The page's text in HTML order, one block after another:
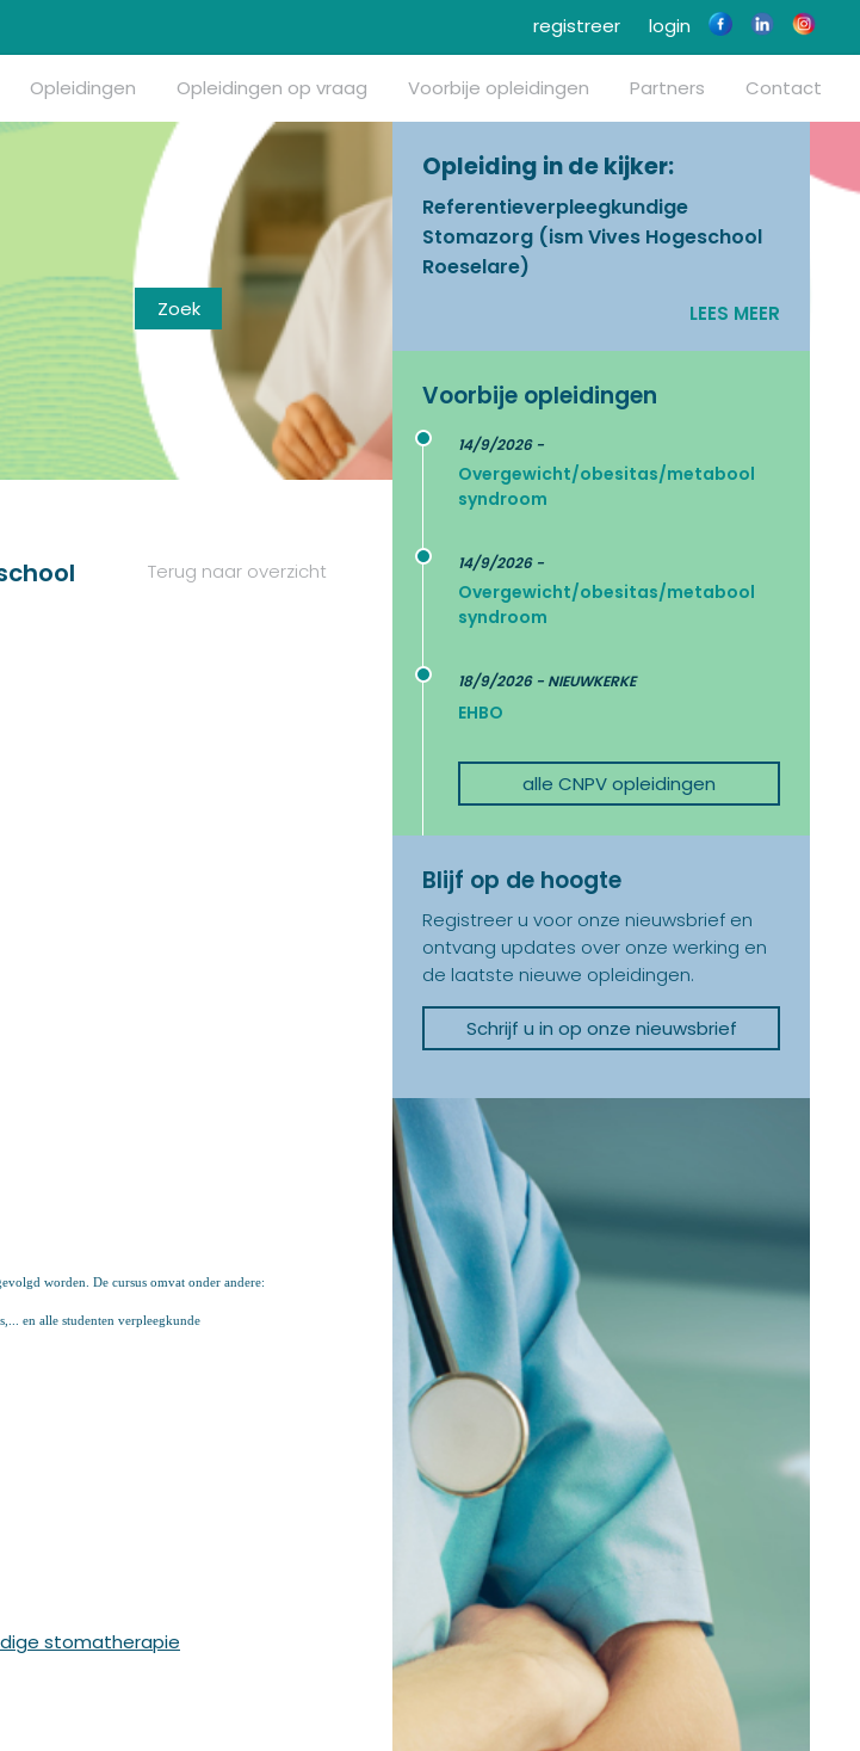
login
registreer
Opleidingen Opleidingen op vraag Voorbije opleidingen Partners Contact
Opleiding in de kijker:
Referentieverpleegkundige
Stomazorg (ism Vives Hogeschool
Roeselare)
LEES MEER
Voorbije opleidingen
14/9/2026 -
Overgewicht/obesitas/metabool
syndroom
14/9/2026 -
Overgewicht/obesitas/metabool
syndroom
18/9/2026 - NIEUWKERKE
EHBO
alle CNPV opleidingen
Blijf op de hoogte
Registreer u voor onze nieuwsbrief en
ontvang updates over onze werking en
de laatste nieuwe opleidingen.
Schrijf u in op onze nieuwsbrief
Terug naar overzicht
worden. De cursus omvat onder andere:
en alle studenten verpleegkunde
stomatherapie